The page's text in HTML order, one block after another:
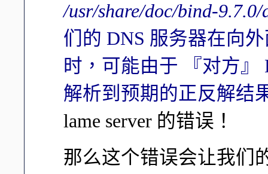
/usr/share/doc/bind-
们的 DNS 服务器在向
时，可能由于 『对方
解析到预期的正反解结
lame server 的错误！
那么这个错误会让我们